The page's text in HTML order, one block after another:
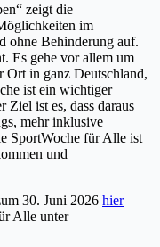
zeigt die
im
ohne Behinderung auf.
Es gehe vor allem um
Ort in ganz Deutschland,
ist ein wichtiger
Ziel ist es, dass daraus
mehr inklusive
SportWoche für Alle ist
und
30. Juni 2026 hier
Alle unter